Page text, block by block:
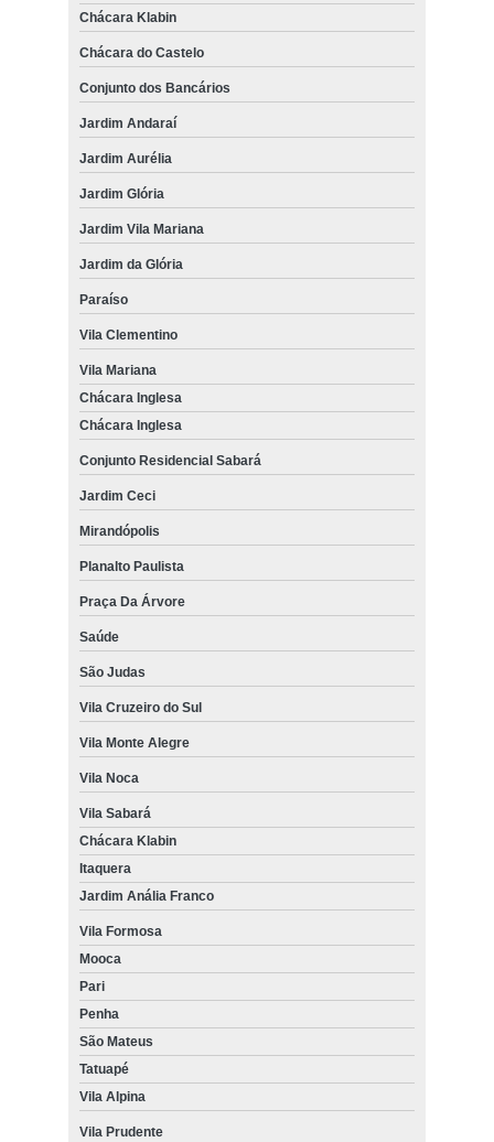
Chácara Klabin
Chácara do Castelo
Conjunto dos Bancários
Jardim Andaraí
Jardim Aurélia
Jardim Glória
Jardim Vila Mariana
Jardim da Glória
Paraíso
Vila Clementino
Vila Mariana
Chácara Inglesa
Chácara Inglesa
Conjunto Residencial Sabará
Jardim Ceci
Mirandópolis
Planalto Paulista
Praça Da Árvore
Saúde
São Judas
Vila Cruzeiro do Sul
Vila Monte Alegre
Vila Noca
Vila Sabará
Chácara Klabin
Itaquera
Jardim Anália Franco
Vila Formosa
Mooca
Pari
Penha
São Mateus
Tatuapé
Vila Alpina
Vila Prudente